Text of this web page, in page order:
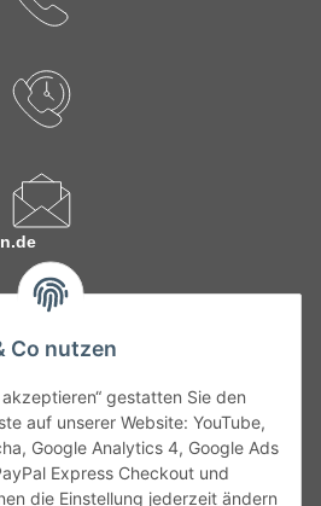
Co nutzen
gestatten Sie den
auf unserer Website: YouTube,
Google Analytics 4, Google Ads
Express Checkout und
die Einstellung jederzeit ändern